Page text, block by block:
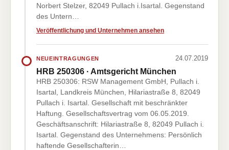
Norbert Stelzer, 82049 Pullach i.Isartal. Gegenstand
des Untern…
Veröffentlichung und Unternehmen ansehen
NEUEINTRAGUNGEN 24.07.2019
HRB 250306 · Amtsgericht München
HRB 250306: RSW Management GmbH, Pullach i.
Isartal, Landkreis München, Hilariastraße 8, 82049
Pullach i. Isartal. Gesellschaft mit beschränkter
Haftung. Gesellschaftsvertrag vom 06.05.2019.
Geschäftsanschrift: Hilariastraße 8, 82049 Pullach i.
Isartal. Gegenstand des Unternehmens: Persönlich
haftende Gesellschafterin…